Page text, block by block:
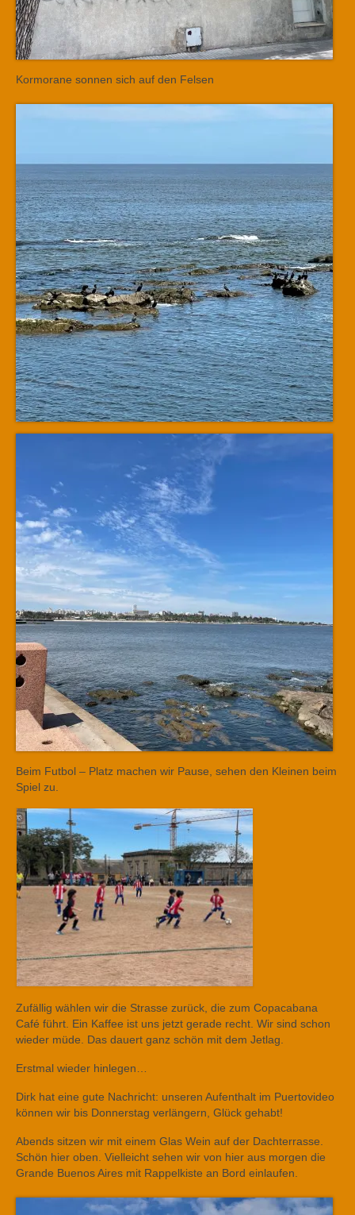
Kormorane sonnen sich auf den Felsen
Beim Futbol – Platz machen wir Pause, sehen den Kleinen beim
Spiel zu.
Zufällig wählen wir die Strasse zurück, die zum Copacabana
Café führt. Ein Kaffee ist uns jetzt gerade recht. Wir sind schon
wieder müde. Das dauert ganz schön mit dem Jetlag.
Erstmal wieder hinlegen…
Dirk hat eine gute Nachricht: unseren Aufenthalt im Puertovideo
können wir bis Donnerstag verlängern, Glück gehabt!
Abends sitzen wir mit einem Glas Wein auf der Dachterrasse.
Schön hier oben. Vielleicht sehen wir von hier aus morgen die
Grande Buenos Aires mit Rappelkiste an Bord einlaufen.